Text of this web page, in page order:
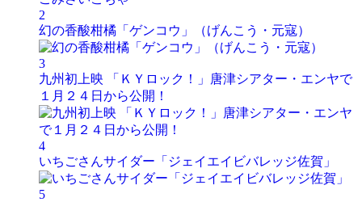
2
幻の香酸柑橘「ゲンコウ」（げんこう・元寇）
3
九州初上映 「ＫＹロック！」唐津シアター・エンヤで
１月２４日から公開！
4
いちごさんサイダー「ジェイエイビバレッジ佐賀」
5